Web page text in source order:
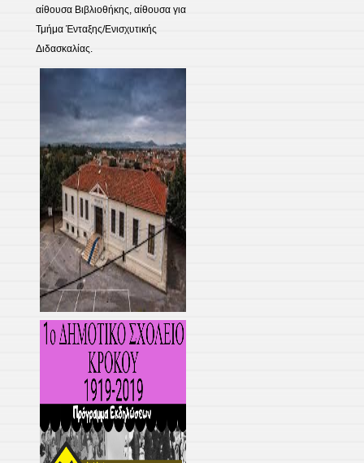
αίθουσα Βιβλιοθήκης, αίθουσα για
Τμήμα Ένταξης/Ενισχυτικής
Διδασκαλίας.